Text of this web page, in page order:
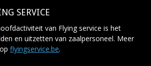
SERVICE
van Flying service is het
en uitzetten van zaalpersoneel. Meer
flyingservice.be.